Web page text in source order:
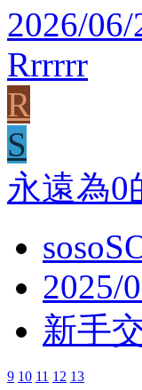
2026/06/
Rrrrrr
R
S
永遠為0
2025/
新手
9 10 11 12 13